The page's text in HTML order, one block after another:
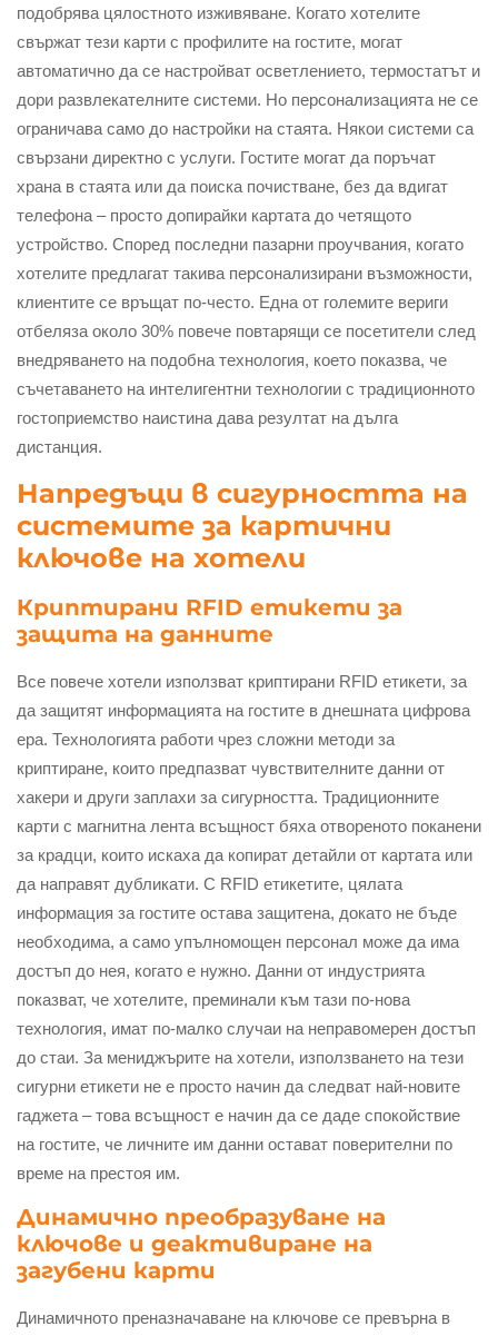
подобрява цялостното изживяване. Когато хотелите
свържат тези карти с профилите на гостите, могат
автоматично да се настройват осветлението, термостатът и
дори развлекателните системи. Но персонализацията не се
ограничава само до настройки на стаята. Някои системи са
свързани директно с услуги. Гостите могат да поръчат
храна в стаята или да поиска почистване, без да вдигат
телефона – просто допирайки картата до четящото
устройство. Според последни пазарни проучвания, когато
хотелите предлагат такива персонализирани възможности,
клиентите се връщат по-често. Една от големите вериги
отбеляза около 30% повече повтарящи се посетители след
внедряването на подобна технология, което показва, че
съчетаването на интелигентни технологии с традиционното
гостоприемство наистина дава резултат на дълга
дистанция.
Напредъци в сигурността на
системите за картични
ключове на хотели
Криптирани RFID етикети за
защита на данните
Все повече хотели използват криптирани RFID етикети, за
да защитят информацията на гостите в днешната цифрова
ера. Технологията работи чрез сложни методи за
криптиране, които предпазват чувствителните данни от
хакери и други заплахи за сигурността. Традиционните
карти с магнитна лента всъщност бяха отвореното поканени
за крадци, които искаха да копират детайли от картата или
да направят дубликати. С RFID етикетите, цялата
информация за гостите остава защитена, докато не бъде
необходима, а само упълномощен персонал може да има
достъп до нея, когато е нужно. Данни от индустрията
показват, че хотелите, преминали към тази по-нова
технология, имат по-малко случаи на неправомерен достъп
до стаи. За мениджърите на хотели, използването на тези
сигурни етикети не е просто начин да следват най-новите
гаджета – това всъщност е начин да се даде спокойствие
на гостите, че личните им данни остават поверителни по
време на престоя им.
Динамично преобразуване на
ключове и деактивиране на
загубени карти
Динамичното преназначаване на ключове се превърна в